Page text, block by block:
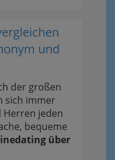
und
der großen
sich immer
Herren jeden
bequeme
über